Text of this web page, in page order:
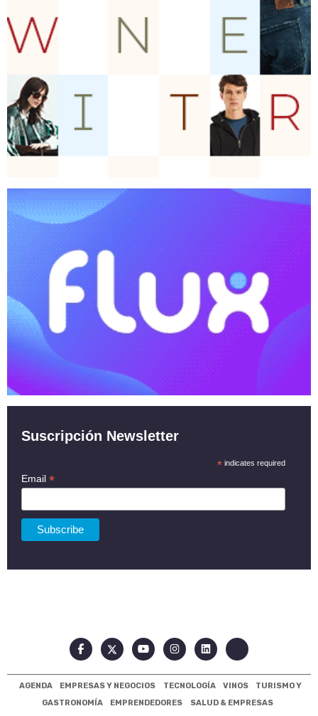
Suscripción Newsletter
* indicates required
Email *
AGENDA EMPRESAS Y NEGOCIOS TECNOLOGÍA VINOS
TURISMO Y
GASTRONOMÍA
EMPRENDEDORES
SALUD & EMPRESAS